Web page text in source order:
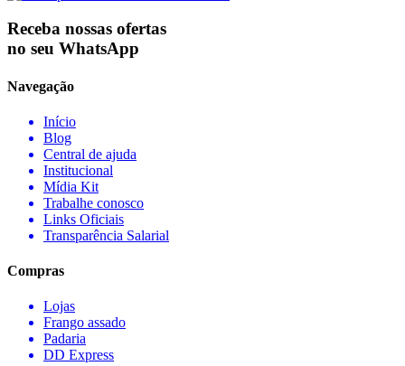
Receba nossas ofertas
no seu WhatsApp
Navegação
Início
Blog
Central de ajuda
Institucional
Mídia Kit
Trabalhe conosco
Links Oficiais
Transparência Salarial
Compras
Lojas
Frango assado
Padaria
DD Express